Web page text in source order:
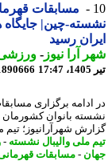
مسابقات قهرمانی
چین| جایگاه
رسید
آرا نیوز-ورزشی-
81890666
برگزاری مسابقات
بانوان کشورمان با
شهرآرانیوز؛ تیم ملی
ملی والیبال نشسته-
-مسابقات قهرمانی-